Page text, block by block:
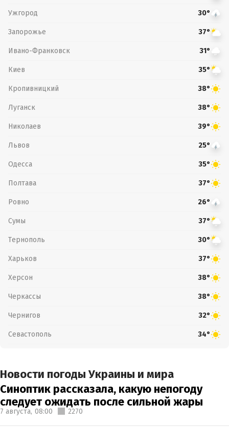
Ужгород 30°
Запорожье 37°
Ивано-Франковск 31°
Киев 35°
Кропивницкий 38°
Луганск 38°
Николаев 39°
Львов 25°
Одесса 35°
Полтава 37°
Ровно 26°
Сумы 37°
Тернополь 30°
Харьков 37°
Херсон 38°
Черкассы 38°
Чернигов 32°
Севастополь 34°
Новости погоды Украины и мира
Синоптик рассказала, какую непогоду
следует ожидать после сильной жары
7 августа, 08:00 2270